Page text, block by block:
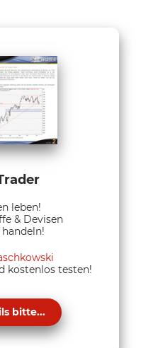
leben!
& Devisen
kostenlos testen!
bitte...